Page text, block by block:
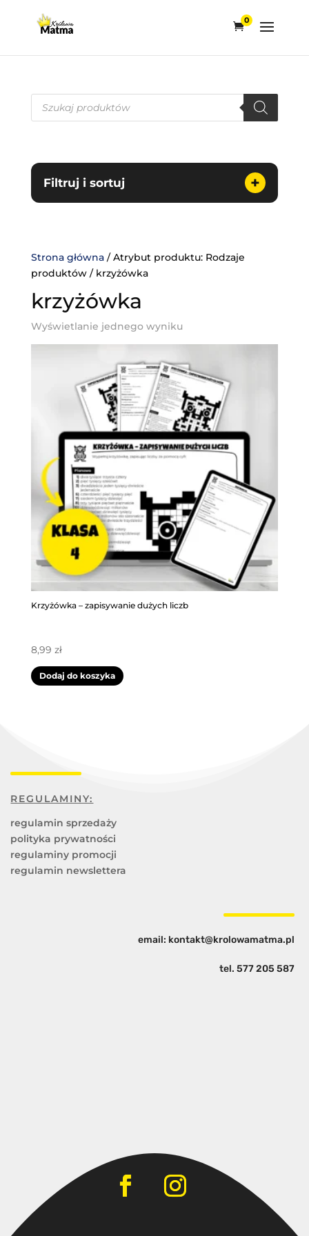
0
Strona główna/ Atrybut produktu: Rodzaje
produktów / krzyżówka
krzyżówka
Wyświetlanie jednego wyniku
Krzyżówka – zapisywanie dużych liczb
8,99 zł
Dodaj do koszyka
Wyszukiwarka
produktów
Filtruj i sortuj +
REGULAMINY:
regulamin sprzedaży
polityka prywatności
regulaminy promocji
regulamin newslettera
email: kontakt@krolowamatma.pl
tel. 577 205 587